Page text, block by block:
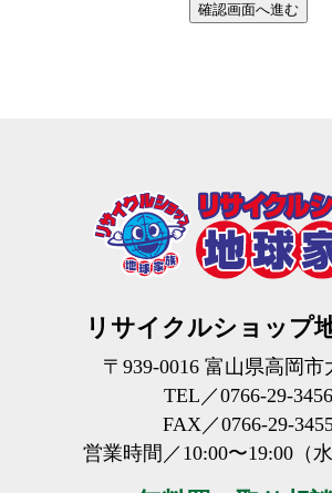
確認画面へ進む
リサイクルショップ
〒939-0016 富山県高岡市
TEL／0766-29-3456
FAX／0766-29-
営業時間／10:00〜19:00 （